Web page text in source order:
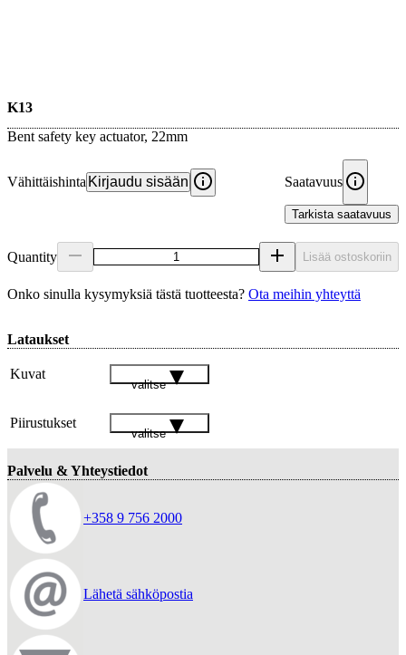
K13
Bent safety key actuator, 22mm
Vähittäishinta Kirjaudu sisään Saatavuus
Tarkista saatavuus
Quantity Lisää ostoskoriin
Onko sinulla kysymyksiä tästä tuotteesta? Ota meihin yhteyttä
Lataukset
Kuvat
valitse
Piirustukset
valitse
Palvelu & Yhteystiedot
+358 9 756 2000
Lähetä sähköpostia